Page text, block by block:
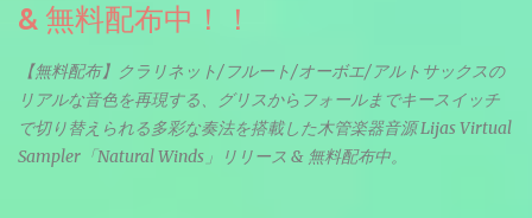
& 無料配布中！！
【無料配布】クラリネット/フルート/オーボエ/アルトサックスの
リアルな音色を再現する、グリスからフォールまでキースイッチ
で切り替えられる多彩な奏法を搭載した木管楽器音源 Lijas Virtual
Sampler「Natural Winds」リリース & 無料配布中。